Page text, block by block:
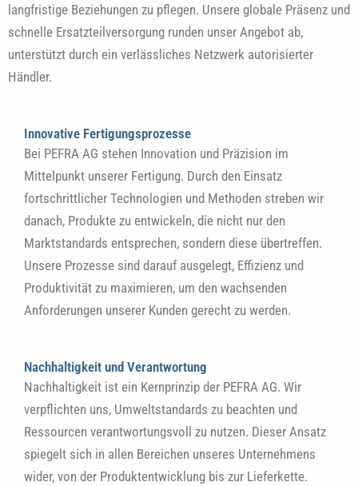
langfristige Beziehungen zu pflegen. Unsere globale Präsenz und
schnelle Ersatzteilversorgung runden unser Angebot ab,
unterstützt durch ein verlässliches Netzwerk autorisierter
Händler.
Innovative Fertigungsprozesse
Bei PEFRA AG stehen Innovation und Präzision im
Mittelpunkt unserer Fertigung. Durch den Einsatz
fortschrittlicher Technologien und Methoden streben wir
danach, Produkte zu entwickeln, die nicht nur den
Marktstandards entsprechen, sondern diese übertreffen.
Unsere Prozesse sind darauf ausgelegt, Effizienz und
Produktivität zu maximieren, um den wachsenden
Anforderungen unserer Kunden gerecht zu werden.
Nachhaltigkeit und Verantwortung
Nachhaltigkeit ist ein Kernprinzip der PEFRA AG. Wir
verpflichten uns, Umweltstandards zu beachten und
Ressourcen verantwortungsvoll zu nutzen. Dieser Ansatz
spiegelt sich in allen Bereichen unseres Unternehmens
wider, von der Produktentwicklung bis zur Lieferkette.